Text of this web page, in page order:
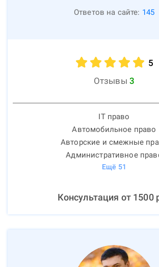
Ответов на сайте: 145
5
Отзывы 3
IT право
Автомобильное право
Авторские и смежные
Административное
Ещё 51
Консультация от 1500